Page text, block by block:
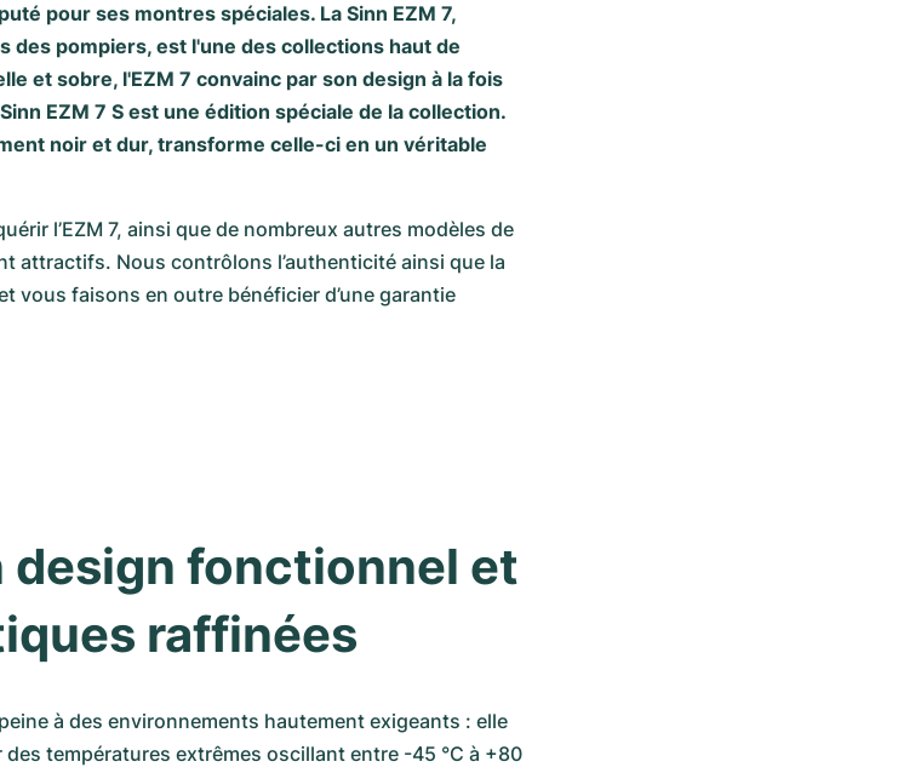
pour ses montres spéciales. La Sinn EZM 7,
des pompiers, est l'une des collections haut de
et sobre, l'EZM 7 convainc par son design à la fois
EZM 7 S est une édition spéciale de la collection.
noir et dur, transforme celle-ci en un véritable
l’EZM 7, ainsi que de nombreux autres modèles de
attractifs. Nous contrôlons l’authenticité ainsi que la
vous faisons en outre bénéficier d’une garantie
design fonctionnel et
raffinées
à des environnements hautement exigeants : elle
des températures extrêmes oscillant entre -45 °C à +80